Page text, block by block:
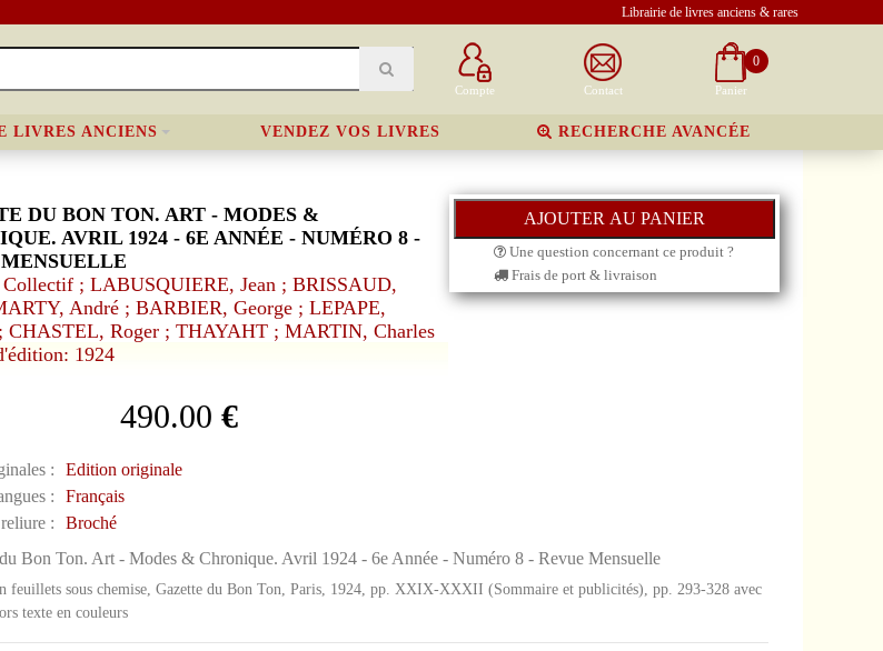
Librairie de livres anciens & rares
Compte Contact
0
Panier
LIVRES ANCIENS VENDEZ VOS LIVRES RECHERCHE AVANCÉE
DU BON TON. ART - MODES &
AVRIL 1924 - 6E ANNÉE - NUMÉRO 8 -
; LABUSQUIERE, Jean ; BRISSAUD,
André ; BARBIER, George ; LEPAPE,
CHASTEL, Roger ; THAYAHT ; MARTIN, Charles
1924
490.00 €
:
Edition originale
:
Français
:
Broché
Une question concernant ce produit ?
Frais de port & livraison
Bon Ton. Art - Modes & Chronique. Avril 1924 - 6e Année - Numéro 8 - Revue Mensuelle
feuillets sous chemise, Gazette du Bon Ton, Paris, 1924, pp. XXIX-XXXII (Sommaire et publicités), pp. 293-328 avec
texte en couleurs